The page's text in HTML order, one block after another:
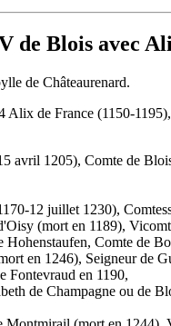
de Blois avec
de Châteaurenard.
Alix de France (1150-
avril 1205), Comte de
12 juillet 1230),
(mort en 1189),
Hohenstaufen, Comte de
en 1246), Seigneur de
Fontevraud en 1190,
de Champagne ou de